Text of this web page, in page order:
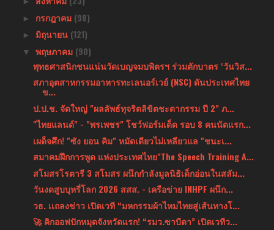
► กรกฎาคม (98)
► มิถุนายน (121)
▼ พฤษภาคม (90)
พุทธศาสนิกชนแน่นวัดเบญจมบพิตรฯ ร่วมตักบาตร ‘วันวิส...
สภาอุตสาหกรรมอาหารทะเลนอร์เวย์ (NSC) ดันประเทศไทย
ข...
ป.ป.ช. จัดใหญ่ "ผลลัพธ์ทุจริตลิขิตชะตากรรม ปี 2" ภ...
"ไทยแลนด์" - "พรเพชร" โชว์ฟอร์มเด็ด รอบ 8 คนนัดแรก...
เผด็จศึก! "ซัง ยอน คิม" หมัดเดียวไม่เหลียวแล "ชนะเ...
สมาคมฝึกการพูด แห่งประเทศไทย"The Speech Training A...
สโมสรโรตารี 3 สโมสร ผนึกกำลังมูลนิธิเด็กอ่อนในสลัม...
วันงดสูบบุหรี่โลก 2026 สสส. - เครือข่าย INHPF ผนึก...
วธ. เเถลงข่าว เปิดเวที “มหกรรมผ้าไหมไทยสู่เส้นทางโ...
🚀 คิกออฟปักหมุดจังหวัดแรก! “รมว.ซาบีดา” เปิดเวทีว...